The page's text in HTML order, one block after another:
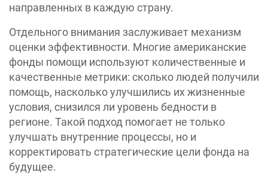
направленных в каждую страну.
Отдельного внимания заслуживает механизм
оценки эффективности. Многие американские
фонды помощи используют количественные и
качественные метрики: сколько людей получили
помощь, насколько улучшились их жизненные
условия, снизился ли уровень бедности в
регионе. Такой подход помогает не только
улучшать внутренние процессы, но и
корректировать стратегические цели фонда на
будущее.